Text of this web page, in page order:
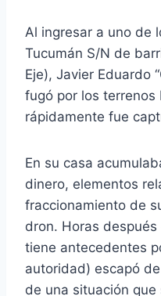
Al ingresar a uno de
Tucumán S/N de
Eje), Javier Eduardo
fugó por los
rápidamente fue
En su casa
dinero, elementos
fraccionamiento de
dron. Horas
tiene antecedentes
autoridad) escapó
de una situación